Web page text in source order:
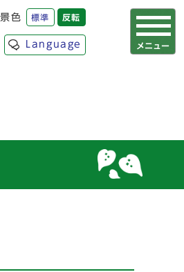
色 標準 反転
Language メニュー